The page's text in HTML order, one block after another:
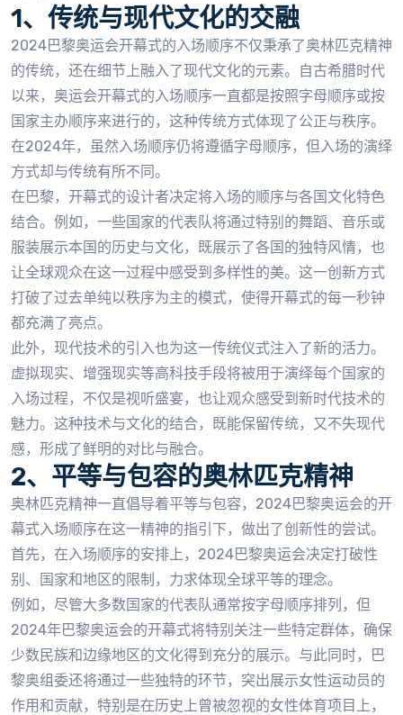
1、传统与现代文化的交融
2024巴黎奥运会开幕式的入场顺序不仅秉承了奥林匹克精神
的传统，还在细节上融入了现代文化的元素。自古希腊时代
以来，奥运会开幕式的入场顺序一直都是按照字母顺序或按
国家主办顺序来进行的，这种传统方式体现了公正与秩序。
在2024年，虽然入场顺序仍将遵循字母顺序，但入场的演绎
方式却与传统有所不同。
在巴黎，开幕式的设计者决定将入场的顺序与各国文化特色
结合。例如，一些国家的代表队将通过特别的舞蹈、音乐或
服装展示本国的历史与文化，既展示了各国的独特风情，也
让全球观众在这一过程中感受到多样性的美。这一创新方式
打破了过去单纯以秩序为主的模式，使得开幕式的每一秒钟
都充满了亮点。
此外，现代技术的引入也为这一传统仪式注入了新的活力。
虚拟现实、增强现实等高科技手段将被用于演绎每个国家的
入场过程，不仅是视听盛宴，也让观众感受到新时代技术的
魅力。这种技术与文化的结合，既能保留传统，又不失现代
感，形成了鲜明的对比与融合。
2、平等与包容的奥林匹克精神
奥林匹克精神一直倡导着平等与包容，2024巴黎奥运会的开
幕式入场顺序在这一精神的指引下，做出了创新性的尝试。
首先，在入场顺序的安排上，2024巴黎奥运会决定打破性
别、国家和地区的限制，力求体现全球平等的理念。
例如，尽管大多数国家的代表队通常按字母顺序排列，但
2024年巴黎奥运会的开幕式将特别关注一些特定群体，确保
少数民族和边缘地区的文化得到充分的展示。与此同时，巴
黎奥组委还将通过一些独特的环节，突出展示女性运动员的
作用和贡献，特别是在历史上曾被忽视的女性体育项目上，